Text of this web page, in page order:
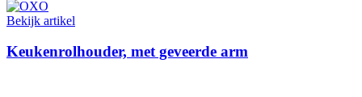
Bekijk artikel
Keukenrolhouder, met geveerde arm